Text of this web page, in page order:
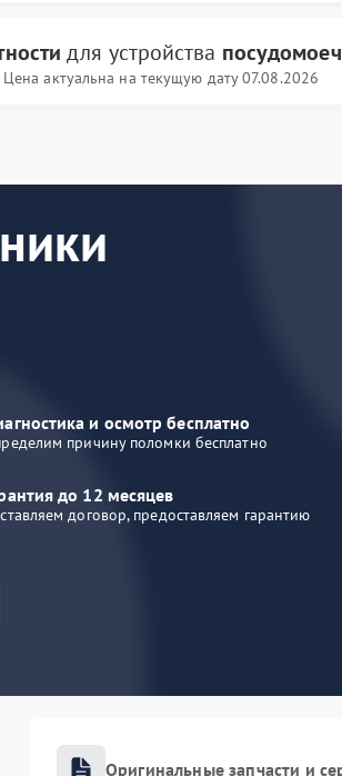
для устройства
Цена актуальна на текущую дату 07.08.2026
и осмотр бесплатно
причину поломки бесплатно
до 12 месяцев
договор, предоставляем гарантию
Оригинальные запчасти и